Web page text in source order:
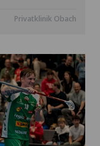
Privatklinik Obach